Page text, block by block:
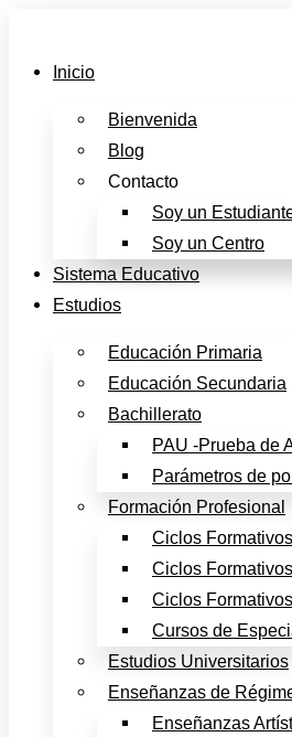
content
Inicio
Bienvenida
Blog
Contacto
Soy un
Soy un Centro
Sistema Educativo
Estudios
Educación Primaria
Educación Secundaria
Bachillerato
PAU -Prueba de
Parámetros de
Formación Profesional
Ciclos
Ciclos
Ciclos
Cursos de
Estudios Universitarios
Enseñanzas de
Enseñanzas